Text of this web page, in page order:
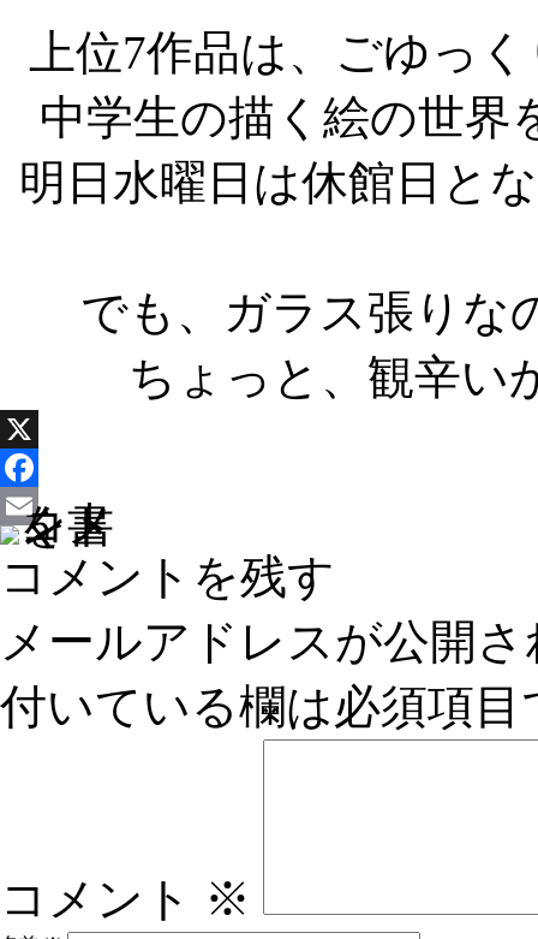
上位7作品は、ごゆっ
中学生の描く絵の世界
明日水曜日は休館日と
でも、ガラス張りな
ちょっと、観辛い
X
Facebook
Email
コメントを残す
メールアドレスが公開
付いている欄は必須項目
コメント ※